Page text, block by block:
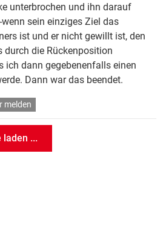
unterbrochen und ihn darauf
sein einziges Ziel das
ist und er nicht gewillt ist, den
durch die Rückenposition
ich dann gegebenenfalls einen
Dann war das beendet.
melden
laden ...